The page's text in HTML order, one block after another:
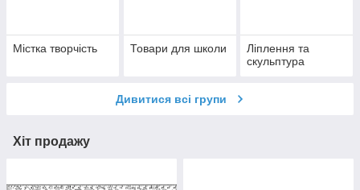
Містка творчість Товари для школи
Ліплення та
скульптура
Дивитися всі групи
Хіт продажу